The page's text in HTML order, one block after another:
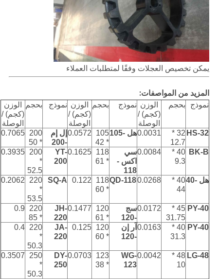
يمكن تخصيص العجلات وفقًا لمتطلبات العملاء
المزيد من المواصفات:
نموذج بحجم
(كجم) /
الوصلة
نموذج بحجم
(كجم) /
الوصلة
نموذج بحجم
(كجم) /
الوصلة
HS-32
32 *
12.7
0.0031هل -105
* 42
0.0572
-200
200
* 50
0.7065
BK-B
40 *
9.3
0.0084
اكس -
118
* 61
0.1625
YT-
200
200
*
52.5
0.3935
هل -40
40 *
44
0.0268
QD-118
* 60
0.122
SQ-A
220
*
53.5
0.2062
PY-40
45 *
31.75
0.0172
-120
* 61
0.1477
JH-
220
220
* 85
0.9
PY-40
40 *
31.3
0.0163
-120
* 60
0.125
JA-
220
220
*
50.3
0.4
LG-48
48 *
10
0.0042
WG-
123
* 38
0.0703
DY-
250
250
*
50.3
0.3507